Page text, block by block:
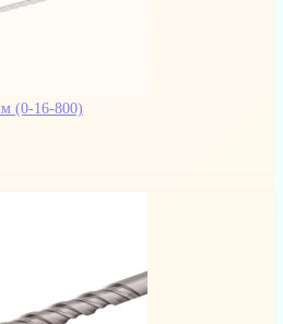
(0-16-800)